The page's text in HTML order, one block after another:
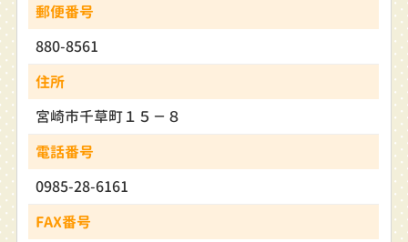
郵便番号
880-8561
住所
宮崎市千草町１５－８
電話番号
0985-28-6161
FAX番号